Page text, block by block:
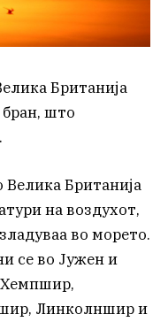
Британија
што
Британија
на воздухот,
во морето.
се во Јужен и
Хемпшир,
Линколншир и